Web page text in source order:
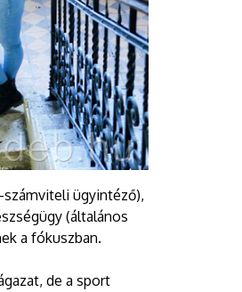
számviteli ügyintéző),
(általános
a fókuszban.
de a sport